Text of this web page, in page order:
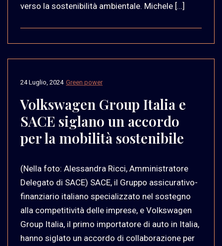
verso la sostenibilità ambientale. Michele […]
Green power
24 Luglio, 2024
Volkswagen Group Italia e
SACE siglano un accordo
per la mobilità sostenibile
(Nella foto: Alessandra Ricci, Amministratore
Delegato di SACE) SACE, il Gruppo assicurativo-
finanziario italiano specializzato nel sostegno
alla competitività delle imprese, e Volkswagen
Group Italia, il primo importatore di auto in Italia,
hanno siglato un accordo di collaborazione per